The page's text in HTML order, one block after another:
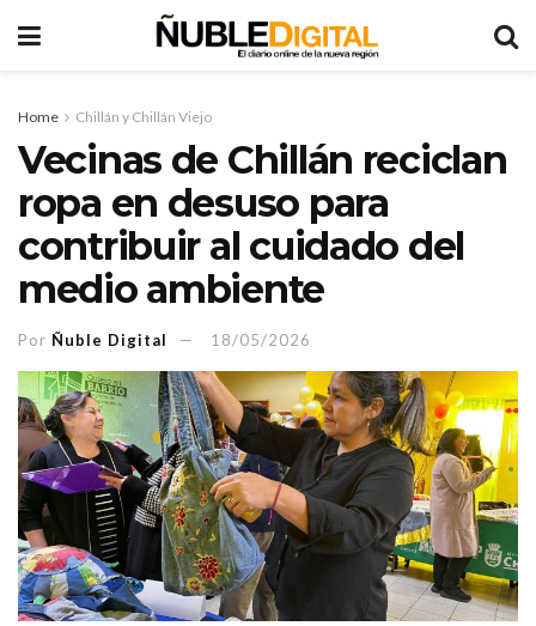
Home Chillán y Chillán Viejo
Vecinas de Chillán reciclan
ropa en desuso para
contribuir al cuidado del
medio ambiente
Por Ñuble Digital 18/05/2026